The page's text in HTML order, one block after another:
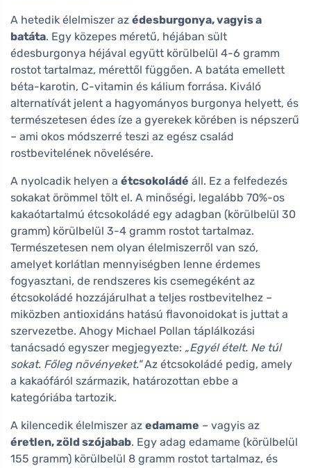
A hetedik élelmiszer az édesburgonya, vagyis a
batáta. Egy közepes méretű, héjában sült
édesburgonya héjával együtt körülbelül 4-6 gramm
rostot tartalmaz, mérettől függően. A batáta emellett
béta-karotin, C-vitamin és kálium forrása. Kiváló
alternatívát jelent a hagyományos burgonya helyett, és
természetesen édes íze a gyerekek körében is népszerű
– ami okos módszerré teszi az egész család
rostbevitelének növelésére.
A nyolcadik helyen a étcsokoládé áll. Ez a felfedezés
sokakat örömmel tölt el. A minőségi, legalább 70%-os
kakaótartalmú étcsokoládé egy adagban (körülbelül 30
gramm) körülbelül 3-4 gramm rostot tartalmaz.
Természetesen nem olyan élelmiszerről van szó,
amelyet korlátlan mennyiségben lenne érdemes
fogyasztani, de rendszeres kis csemegéként az
étcsokoládé hozzájárulhat a teljes rostbevitelhez –
miközben antioxidáns hatású flavonoidokat is juttat a
szervezetbe. Ahogy Michael Pollan táplálkozási
tanácsadó egyszer megjegyezte: „Egyél ételt. Ne túl
sokat. Főleg növényeket."Az étcsokoládé pedig, amely
a kakaófáról származik, határozottan ebbe a
kategóriába tartozik.
A kilencedik élelmiszer az edamame – vagyis az
éretlen, zöld szójabab. Egy adag edamame (körülbelül
155 gramm) körülbelül 8 gramm rostot tartalmaz, és